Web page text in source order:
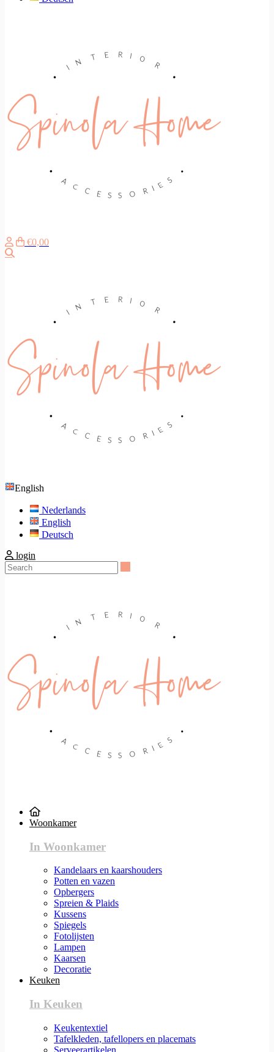
€0,00
English
Nederlands
English
Deutsch
login
Woonkamer
In Woonkamer
Kandelaars en kaarshouders
Potten en vazen
Opbergers
Spreien & Plaids
Kussens
Spiegels
Fotolijsten
Lampen
Kaarsen
Decoratie
Keuken
In Keuken
Keukentextiel
Tafelkleden, tafellopers en placemats
Serveerartikelen